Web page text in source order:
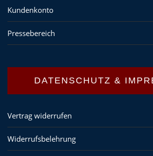
Kundenkonto
Pressebereich
DATENSCHUTZ &
Vertrag widerrufen
Widerrufsbelehrung